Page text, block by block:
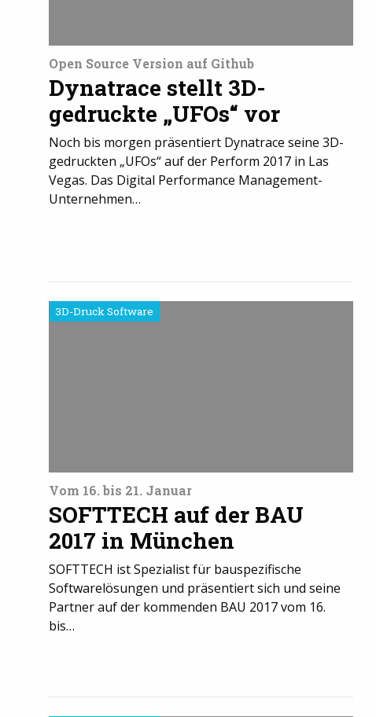
Open Source Version auf Github
Dynatrace stellt 3D-
gedruckte „UFOs“ vor
Noch bis morgen präsentiert Dynatrace seine 3D-
gedruckten „UFOs“ auf der Perform 2017 in Las
Vegas. Das Digital Performance Management-
Unternehmen…
3D-Druck Software
Vom 16. bis 21. Januar
SOFTTECH auf der BAU
2017 in München
SOFTTECH ist Spezialist für bauspezifische
Softwarelösungen und präsentiert sich und seine
Partner auf der kommenden BAU 2017 vom 16.
bis…